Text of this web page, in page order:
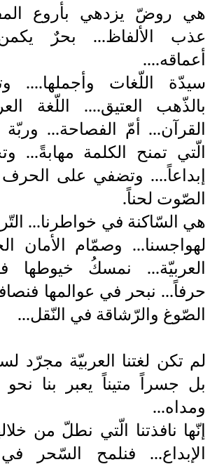
هي روضّ يزدهي بأروع
عذب الألفاظ... بحرٌ
أعماقه....
سيدّة اللّغات وأجملها....
بالذّهب العتيق.... اللّغة
القرآن... أمّ الفصاحة... وربّة
الّتي تمنح الكلمة مهابةً...
إبداعاً.... وتضفي على الحرف
الصّوت لحناً.
هي السّاكنة في خواطرنا...
لهواجسنا... وصمّام الأمان
العربيّة... نمسكُ خيوطها
حرفاً... نبحر في عوالمها
الصّوغ والرّشاقة في النّقل...
لم تكن لغتنا العربيّة مجرّد
بل جسراً متيناً يعبر بنا نحو
ومداه...
إنّها نافذتنا الّتي نطلّ من
الإبداع... فنلمح السّحر